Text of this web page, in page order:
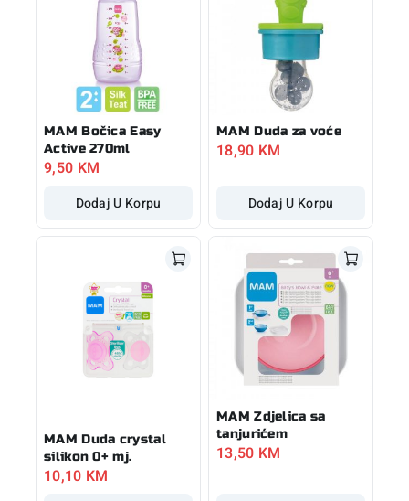
MAM Bočica Easy
Active 270ml
9,50 KM
Dodaj U Korpu
MAM Duda za voće
18,90 KM
Dodaj U Korpu
MAM Duda crystal
silikon 0+ mj.
10,10 KM
MAM Zdjelica sa
tanjurićem
13,50 KM